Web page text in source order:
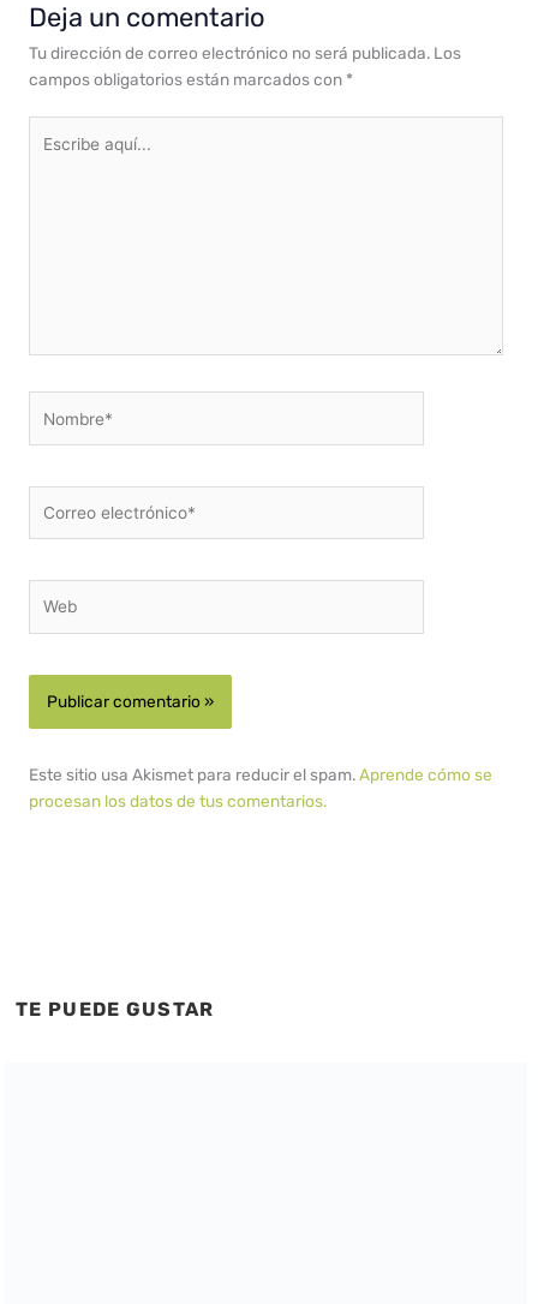
Deja un comentario
Tu dirección de correo electrónico no será publicada. Los
campos obligatorios están marcados con *
aquí...
electrónico*
Este sitio usa Akismet para reducir el spam.Aprende cómo se
procesan los datos de tus comentarios.
TE PUEDE GUSTAR